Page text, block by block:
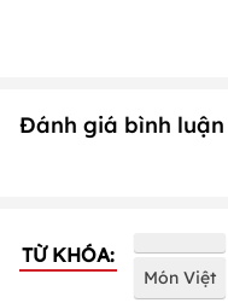
Đánh giá bình luận
TỪ KHÓA:
Món Việt